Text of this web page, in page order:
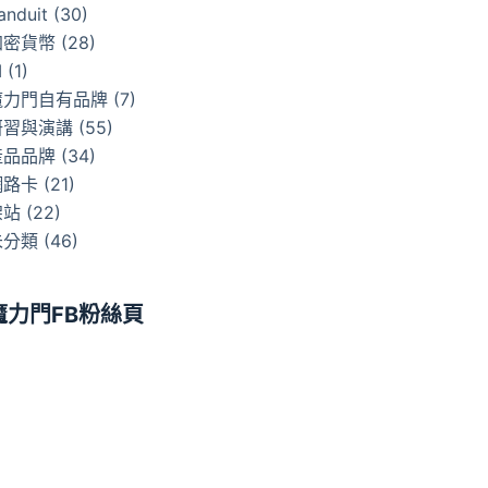
(30)
貨幣 (28)
(1)
門自有品牌 (7)
與演講 (55)
品牌 (34)
卡 (21)
(22)
類 (46)
力門FB粉絲頁